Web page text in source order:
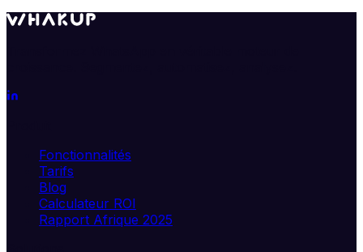
Fonctionnalités
Tarifs
Blog
Calculateur ROI
Rapport Afrique 2025